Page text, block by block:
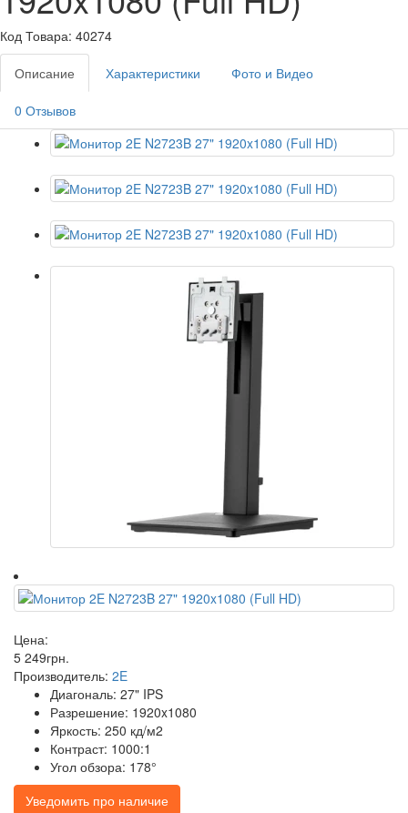
Код Товара: 40274
Описание Характеристики Фото и Видео
0 Отзывов
Цена:
5 249грн.
Производитель: 2E
Диагональ: 27" IPS
Разрешение: 1920x1080
Яркость: 250 кд/м2
Контраст: 1000:1
Угол обзора: 178°
Уведомить про наличие